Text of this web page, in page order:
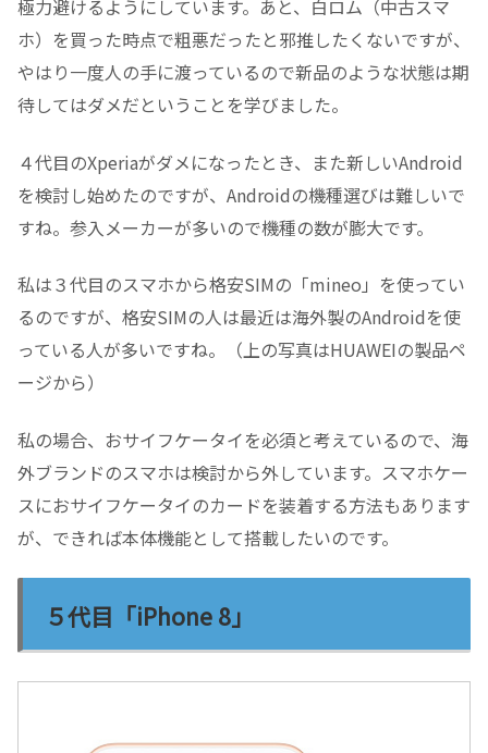
極力避けるようにしています。あと、白ロム（中古スマ
ホ）を買った時点で粗悪だったと邪推したくないですが、
やはり一度人の手に渡っているので新品のような状態は期
待してはダメだということを学びました。
４代目のXperiaがダメになったとき、また新しいAndroid
を検討し始めたのですが、Androidの機種選びは難しいで
すね。参入メーカーが多いので機種の数が膨大です。
私は３代目のスマホから格安SIMの「mineo」を使ってい
るのですが、格安SIMの人は最近は海外製のAndroidを使
っている人が多いですね。（上の写真はHUAWEIの製品ペ
ージから）
私の場合、おサイフケータイを必須と考えているので、海
外ブランドのスマホは検討から外しています。スマホケー
スにおサイフケータイのカードを装着する方法もあります
が、できれば本体機能として搭載したいのです。
５代目「iPhone 8」